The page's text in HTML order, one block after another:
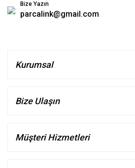
Bize Yazın
parcalink@gmail.com
Kurumsal
Bize Ulaşın
Müşteri Hizmetleri